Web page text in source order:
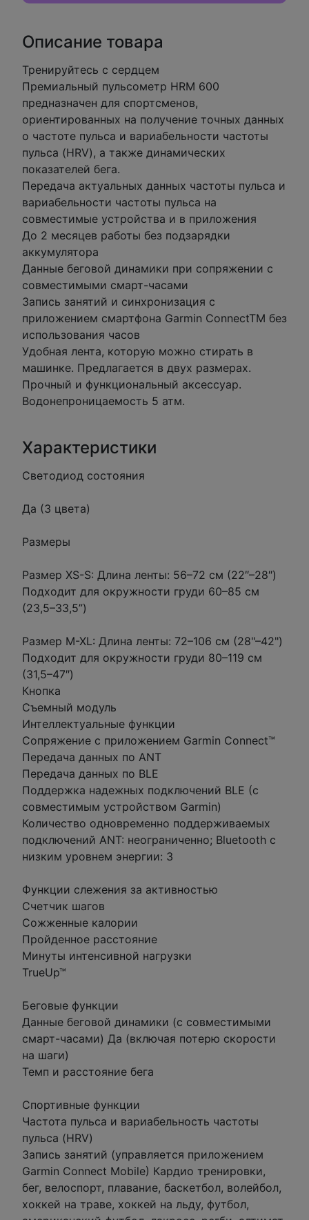
Описание товара
Тренируйтесь с сердцем
Премиальный пульсометр HRM 600
предназначен для спортсменов,
ориентированных на получение точных данных
о частоте пульса и вариабельности частоты
пульса (HRV), а также динамических
показателей бега.
Передача актуальных данных частоты пульса и
вариабельности частоты пульса на
совместимые устройства и в приложения
До 2 месяцев работы без подзарядки
аккумулятора
Данные беговой динамики при сопряжении с
совместимыми смарт-часами
Запись занятий и синхронизация с
приложением смартфона Garmin ConnectTM без
использования часов
Удобная лента, которую можно стирать в
машинке. Предлагается в двух размерах.
Прочный и функциональный аксессуар.
Водонепроницаемость 5 атм.
Характеристики
Светодиод состояния
Да (3 цвета)
Размеры
Размер XS-S: Длина ленты: 56–72 см (22″–28″)
Подходит для окружности груди 60–85 см
(23,5–33,5”)
Размер M-XL: Длина ленты: 72–106 см (28"–42")
Подходит для окружности груди 80–119 см
(31,5–47″)
Кнопка
Съемный модуль
Интеллектуальные функции
Сопряжение с приложением Garmin Connect™
Передача данных по ANT
Передача данных по BLE
Поддержка надежных подключений BLE (с
совместимым устройством Garmin)
Количество одновременно поддерживаемых
подключений ANT: неограниченно; Bluetooth с
низким уровнем энергии: 3
Функции слежения за активностью
Счетчик шагов
Сожженные калории
Пройденное расстояние
Минуты интенсивной нагрузки
TrueUp™
Беговые функции
Данные беговой динамики (с совместимыми
смарт-часами) Да (включая потерю скорости
на шаги)
Темп и расстояние бега
Спортивные функции
Частота пульса и вариабельность частоты
пульса (HRV)
Запись занятий (управляется приложением
Garmin Connect Mobile) Кардио тренировки,
бег, велоспорт, плавание, баскетбол, волейбол,
хоккей на траве, хоккей на льду, футбол,